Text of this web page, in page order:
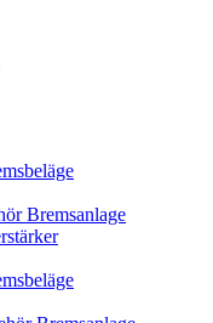
Bremsanlage